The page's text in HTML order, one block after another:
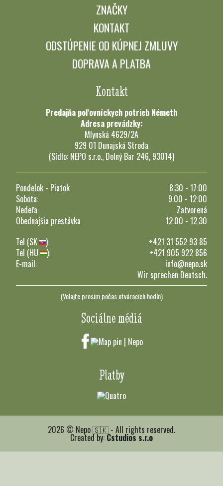
ZNAČKY
KONTAKT
ODSTÚPENIE OD KÚPNEJ ZMLUVY
DOPRAVA A PLATBA
Kontakt
Predajňa poľovníckych potrieb Németh
Adresa prevádzky:
Mlynská 4629/2A
929 01 Dunajská Streda
(Sídlo: NEPO s.r.o., Dolný Bar 246, 93014)
Pondelok - Piatok
8:30 - 17:00
Sobota:
9:00 - 12:00
Nedeľa:
Zatvorená
Obednajšia prestávka
12:00 - 12:30
Tel (SK
):
+421 31 552 93 85
Tel (HU
):
+421 905 922 856
E-mail:
info@nepo.sk
Wir sprechen Deutsch.
(Volajte prosím počas otváracích hodín)
Sociálne médiá
Platby
2026 © Nepo 🇸🇰 - All rights reserved.
Created by: Cstudios s.r.o